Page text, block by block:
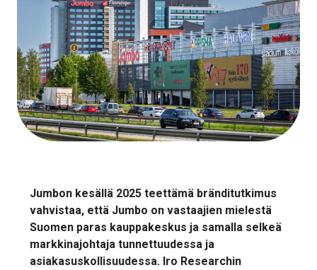
Jumbon kesällä 2025 teettämä bränditutkimus
vahvistaa, että Jumbo on vastaajien mielestä
Suomen paras kauppakeskus ja samalla selkeä
markkinajohtaja tunnettuudessa ja
asiakasuskollisuudessa. Iro Researchin